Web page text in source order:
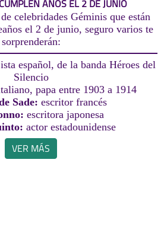
AÑOS EL 2 DE JUNIO
celebridades Géminis que están
el 2 de junio, seguro varios te
sorprenderán:
español, de la banda Héroes del
Silencio
papa entre 1903 a 1914
Sade: escritor francés
escritora japonesa
actor estadounidense
VER MÁS